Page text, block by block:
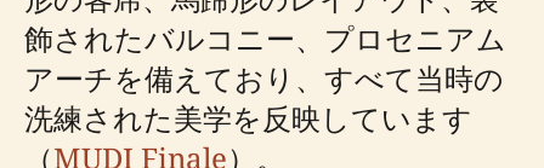
飾されたバルコニー、プロセニアム
アーチを備えており、すべて当時の
洗練された美学を反映しています
（MUDI Finale）。